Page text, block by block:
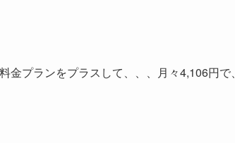
プランをプラスして、、、月々4,106円で、